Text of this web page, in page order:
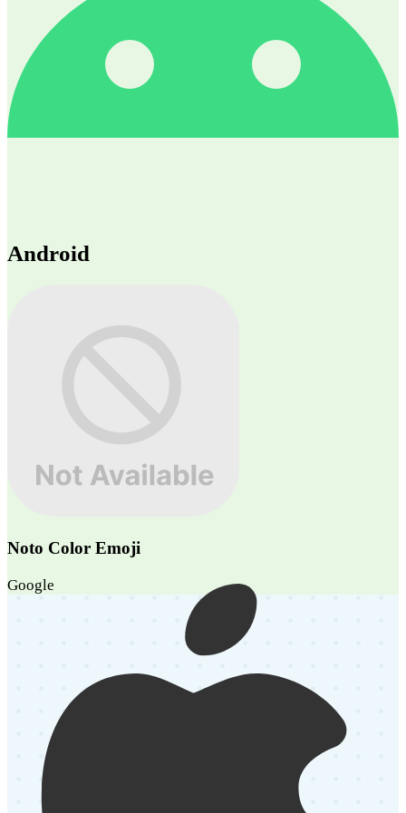
Android
Noto Color Emoji
Google